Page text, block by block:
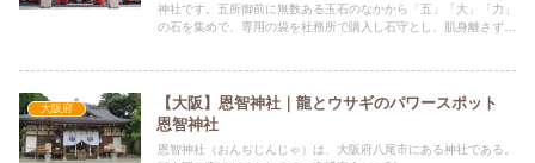
神社です。五所御前に無数ある玉石のなかから「五」「大」「力」
の石を集めで、専用の袋を社務所で購入し石守とし、肌身離さず身
大阪府
【大阪】恩智神社｜龍とウサギのパワースポット
恩智神社
恩智神社（おんぢじんじゃ）は、大阪府八尾市にある神社である。